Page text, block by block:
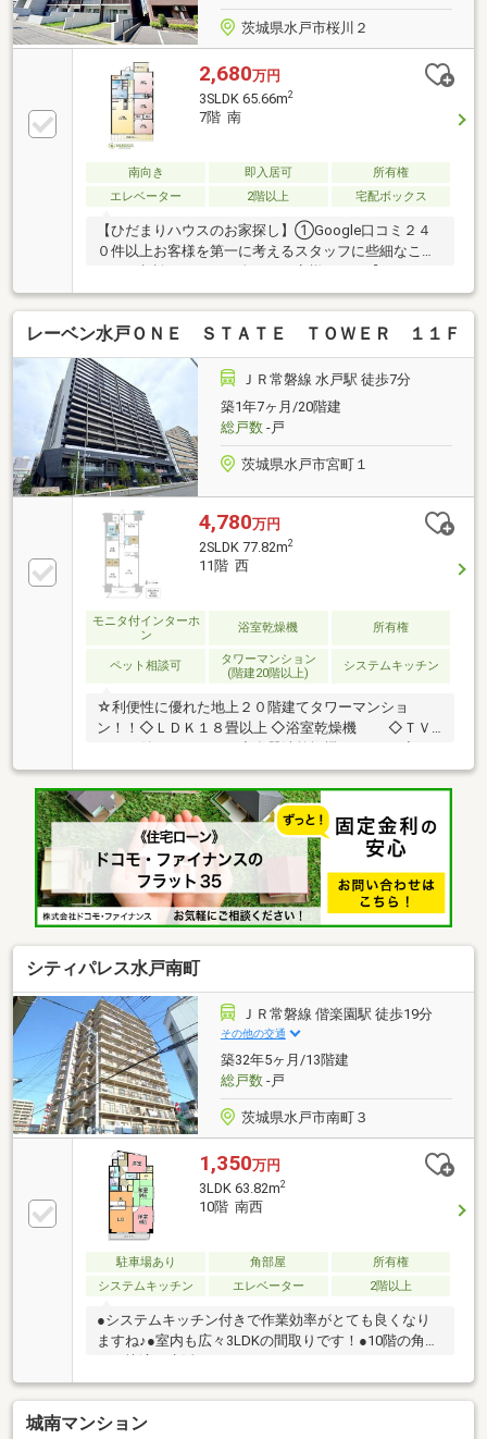
茨城県水戸市桜川２
2,680万円
3SLDK 65.66m2
7階 南
南向き 即入居可
所有権
エレベーター
2階以上 宅配ボックス
【ひだまりハウスのお家探し】①Google口コミ２４
０件以上お客様を第一に考えるスタッフに些細なこと
う】の為に、全力でお手伝いさせていただきます。②
自己資金0円、勤続１年未満、産休・育休中等の住宅
購入サポート初めてのお家探しを何から始めていいか
わからない・・・そんなお客様の気持ちに寄り添っ
て、心の行き届いたサービスをお約束致します。③諸
費用ローン・おまとめローンのご紹介ローンが不安な
方もお任せください。弊社提携金融機関をご紹介致し
ます。◆当日ご見学希望の方は【0120-01-9944】まで
お気軽にお問い合わせ下さい♪
レーベン水戸ＯＮＥ ＳＴＡＴＥ ＴＯＷＥＲ １１Ｆ
ＪＲ常磐線 水戸駅 徒歩7分
築1年7ヶ月/20階建
総戸数-戸
茨城県水戸市宮町１
4,780万円
2SLDK 77.82m2
11階 西
モニタ付インターホ
ン
浴室乾燥機 所有権
ペット相談可
タワーマンション
(階建20階以上)
システムキッチン
☆利便性に優れた地上２０階建てタワーマンショ
ン！！◇ＬＤＫ１８畳以上 ◇浴室乾燥機 ◇ＴＶ
Ｖ付浴室 ◇ウォークインクローゼット◇ディスポーザ
ー（生ごみ粉砕処理器） ◇シューズインクローク
◇宅配ボックス ◇ペット相談 ◇駐輪
場・バイク置場
シティパレス水戸南町
ＪＲ常磐線 偕楽園駅 徒歩19分
その他の交通
築32年5ヶ月/13階建
総戸数-戸
茨城県水戸市南町３
1,350万円
3LDK 63.82m2
10階 南西
駐車場あり 角部屋
所有権
システムキッチン
エレベーター 2階以上
●システムキッチン付きで作業効率がとても良くなり
ますね♪●室内も広々3LDKの間取りです！●10階の角住
城南マンション